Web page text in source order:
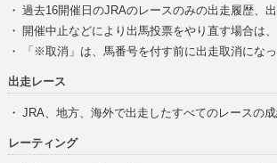
・ 過去16開催日のJRAのレースのみの出走履歴、
・ 開催中止などにより出馬投票をやり直す場合は
・
「※取消」は、馬番号を付す前に出走取消にな
出走レース
・ JRA、地方、海外で出走したすべてのレースの
レーティング